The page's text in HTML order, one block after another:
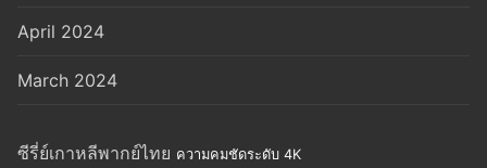
April 2024
March 2024
ซีรี่ย์เกาหลีพากย์ไทย ความคมชัดระดับ 4K